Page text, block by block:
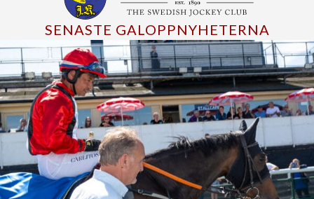
SENASTE GALOPPNYHETERNA